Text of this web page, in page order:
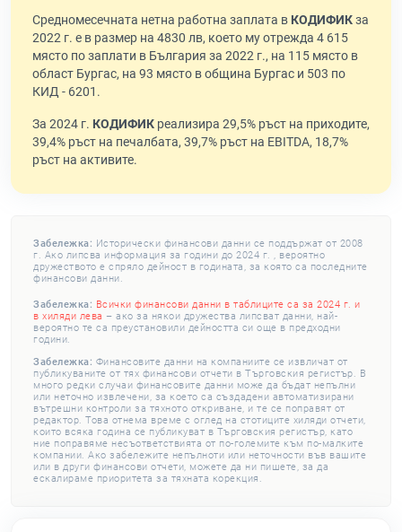
Средномесечната нетна работна заплата в КОДИФИКза
2022 г. е в размер на 4830 лв, което му отрежда 4 615
място по заплати в България за 2022 г., на 115 място в
област Бургас, на 93 място в община Бургас и 503 по
КИД - 6201.
За 2024 г. КОДИФИК реализира 29,5% ръст на приходите,
39,4% ръст на печалбата, 39,7% ръст на EBITDA, 18,7%
ръст на активите.
Забележка: Исторически финансови данни се поддържат от 2008
г. Ако липсва информация за години до 2024 г. , вероятно
дружеството е спряло дейност в годината, за която са последните
финансови данни.
Забележка: Всички финансови данни в таблиците са за 2024 г. и
в хиляди лева – ако за някои дружества липсват данни, най-
вероятно те са преустановили дейността си още в предходни
години.
Забележка: Финансовите данни на компаниите се извличат от
публикуваните от тях финансови отчети в Търговския регистър. В
много редки случаи финансовите данни може да бъдат непълни
или неточно извлечени, за което са създадени автоматизирани
вътрешни контроли за тяхното откриване, и те се поправят от
редактор. Това отнема време с оглед на стотиците хиляди отчети,
които всяка година се публикуват в Търговския регистър, като
ние поправяме несъответствията от по-големите към по-малките
компании. Ако забележите непълноти или неточности във вашите
или в други финансови отчети, можете да ни пишете, за да
ескалираме приоритета за тяхната корекция.